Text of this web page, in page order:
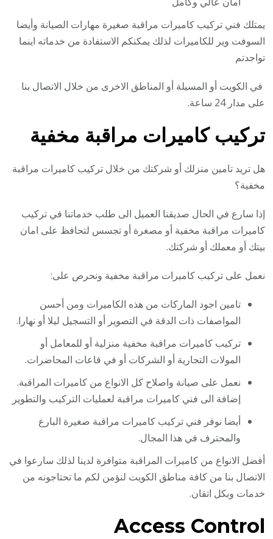
يمتلك فني تركيب كاميرات مراقبة صغيرة مهارات الصيانة وأيضا
السوفت وير للكاميرات لذلك يمكنكم الاستفادة من خدماته اينما
تواجدتم
في الكويت أو المسيلة أو المناطق الاخرى من خلال الاتصال بنا
على مدار 24 ساعة.
تركيب كاميرات مراقبة مخفية
هل تريد تامين منزلك أو شركتك من خلال تركيب كاميرات مراقبة
مخفية؟
إذا سارع في الحال صديقنا العميل الى طلب خدماتنا في تركيب
كاميرات مراقبة مخفية أو مصغرة أو تجسس لتحافظ على امان
بيتك أو معملك أو شركتك.
نعمل على تركيب كاميرات مراقبة مخفية ونحرص على:
تامين اجود الماركات من هذه الكاميرات ومن أحسن
المواصفات ذات الدقة في التصوير أو التسجيل ليلا أو نهارا.
تركيب كاميرات مراقبة مخفية منزلية أو للمعامل أو
المولات التجارية أو الشركات أو في قاعات المحاضرات.
نعمل على صيانة واصلاح كل الانواع من كاميرات المراقبة.
إضافة الى فني كاميرات مراقبة لعمليات التركيب والتطوير
أيضا نوفر فني تركيب كاميرات مراقبة صغيرة البارع
والمحترف في هذا المجال.
أفضل الانواع من كاميرات المراقبة متوافرة لدينا لذلك سارعوا في
الاتصال بنا من كافة مناطق الكويت لنؤمن لكم ما تحتاجونه من
خدمات وبكل اتقان.
Access Control